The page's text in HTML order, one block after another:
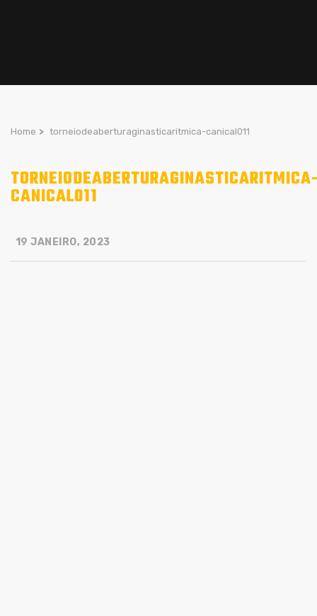
Home > torneiodeaberturaginasticaritmica-canical011
CANICAL011
19 JANEIRO, 2023